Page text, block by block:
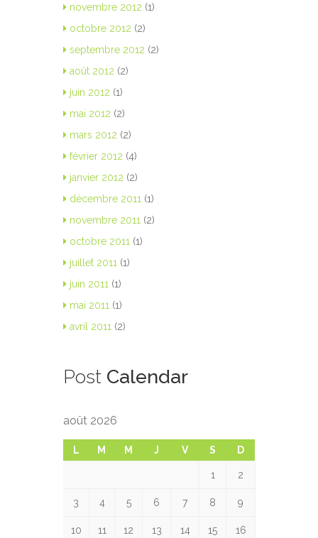
novembre 2012 (1)
octobre 2012 (2)
septembre 2012 (2)
août 2012 (2)
juin 2012 (1)
mai 2012 (2)
mars 2012 (2)
février 2012 (4)
janvier 2012 (2)
décembre 2011 (1)
novembre 2011 (2)
octobre 2011 (1)
juillet 2011 (1)
juin 2011 (1)
mai 2011 (1)
avril 2011 (2)
Post Calendar
août 2026
L M M J V S D
1 2
3 4 5 6 7 8 9
10 11 12 13 14 15 16